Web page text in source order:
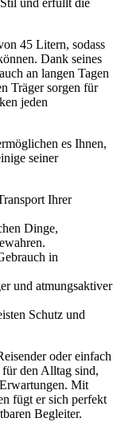
45 Litern, sodass
Dank seines
an langen Tagen
Träger sorgen für
jeden
es Ihnen,
seiner
Ihrer
Dinge,
in
und atmungsaktiver
Schutz und
oder einfach
für den Alltag sind,
Mit
fügt er sich perfekt
Begleiter.